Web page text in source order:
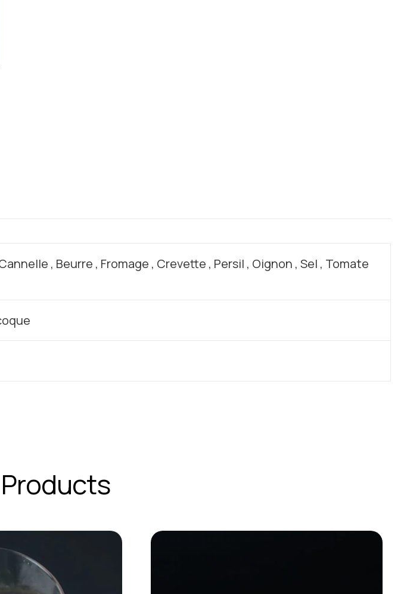
, Beurre , Fromage , Crevette , Persil , Oignon , Sel , Tomate